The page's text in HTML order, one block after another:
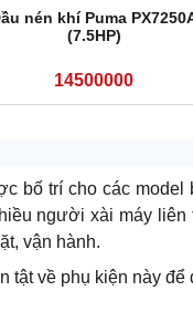
nén khí Puma
(7.5HP)
14500000
bố trí cho các model
người xài máy
vận hành.
tật về phụ kiện này